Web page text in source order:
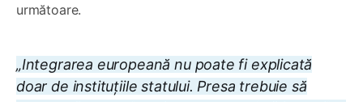
următoare.
„Integrarea europeană nu poate fi explicată
doar de instituțiile statului. Presa trebuie să